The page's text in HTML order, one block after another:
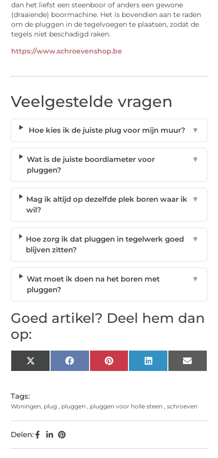
dan het liefst een steenboor of anders een gewone
(draaiende) boormachine. Het is bovendien aan te raden
om de pluggen in de tegelvoegen te plaatsen, zodat de
tegels niet beschadigd raken.
https://www.schroevenshop.be
Veelgestelde vragen
Hoe kies ik de juiste plug voor mijn muur? ▼
Wat is de juiste boordiameter voor
pluggen?
▼
Mag ik altijd op dezelfde plek boren waar ik
wil?
▼
Hoe zorg ik dat pluggen in tegelwerk goed
blijven zitten?
▼
Wat moet ik doen na het boren met
pluggen?
▼
Goed artikel? Deel hem dan
op:
X
(Twitter)
Facebook Pinterest LinkedIn Email
Tags:
Woningen, plug , pluggen , pluggen voor holle steen ,schroeven
Delen: